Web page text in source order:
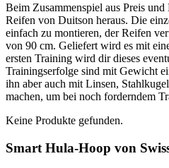
Beim Zusammenspiel aus Preis
Reifen von Duitson heraus. Die
einfach zu montieren, der Reifen
von 90 cm. Geliefert wird es mit
ersten Training wird dir dieses
Trainingserfolge sind mit Gewicht
ihn aber auch mit Linsen,
machen, um bei noch forderndem
Keine Produkte gefunden.
Smart Hula-Hoop von